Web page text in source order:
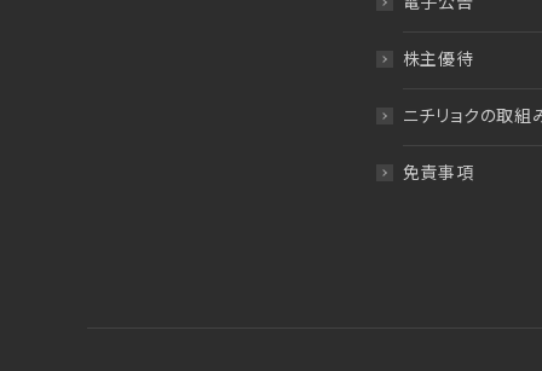
株主優待
ニチリョクの取組
免責事項